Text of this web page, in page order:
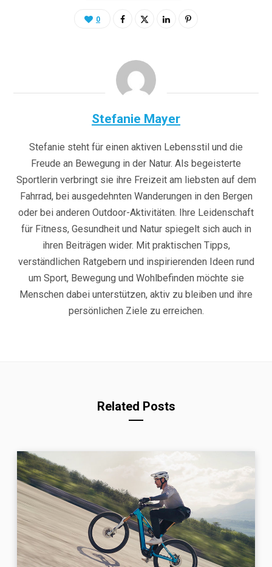
0
Stefanie Mayer
Stefanie steht für einen aktiven Lebensstil und die
Freude an Bewegung in der Natur. Als begeisterte
Sportlerin verbringt sie ihre Freizeit am liebsten auf dem
Fahrrad, bei ausgedehnten Wanderungen in den Bergen
oder bei anderen Outdoor-Aktivitäten. Ihre Leidenschaft
für Fitness, Gesundheit und Natur spiegelt sich auch in
ihren Beiträgen wider. Mit praktischen Tipps,
verständlichen Ratgebern und inspirierenden Ideen rund
um Sport, Bewegung und Wohlbefinden möchte sie
Menschen dabei unterstützen, aktiv zu bleiben und ihre
persönlichen Ziele zu erreichen.
Related Posts